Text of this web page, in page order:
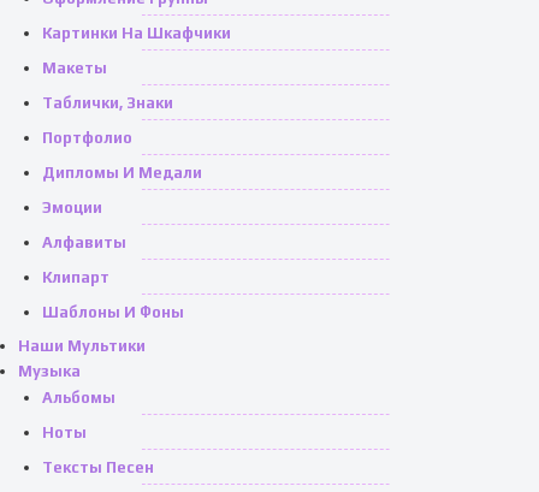
Картинки На Шкафчики
Макеты
Таблички, Знаки
Портфолио
Дипломы И Медали
Эмоции
Алфавиты
Клипарт
Шаблоны И Фоны
Наши Мультики
Музыка
Альбомы
Ноты
Тексты Песен